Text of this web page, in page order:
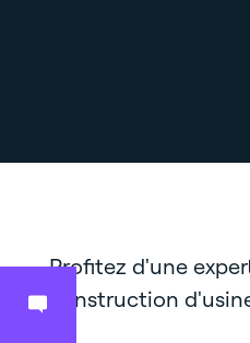
Profitez d'une
construction